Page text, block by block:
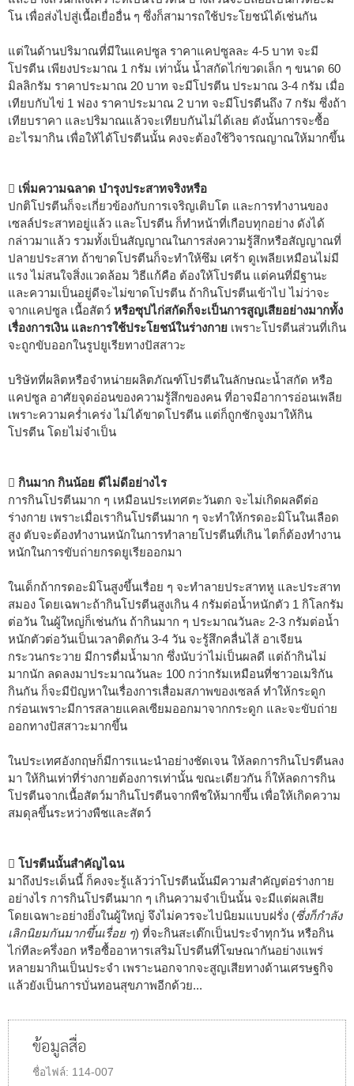
โน เพื่อส่งไปสู่เนื้อเยื่ออื่น ๆ ซึ่งก็สามารถใช้ประโยชน์ได้เช่นกัน
แต่ในด้านปริมาณที่มีในแคปซูล ราคาแคปซูลละ 4-5 บาท จะมี
โปรตีน เพียงประมาณ 1 กรัม เท่านั้น น้ำสกัดไก่ขวดเล็ก ๆ ขนาด 60
มิลลิกรัม ราคาประมาณ 20 บาท จะมีโปรตีน ประมาณ 3-4 กรัม เมื่อ
เทียบกับไข่ 1 ฟอง ราคาประมาณ 2 บาท จะมีโปรตีนถึง 7 กรัม ซึ่งถ้า
เทียบราคา และปริมาณแล้วจะเทียบกันไม่ได้เลย ดังนั้นการจะซื้อ
อะไรมากิน เพื่อให้ได้โปรตีนนั้น คงจะต้องใช้วิจารณญาณให้มากขึ้น
 เพิ่มความฉลาด บำรุงประสาทจริงหรือ
ปกติโปรตีนก็จะเกี่ยวข้องกับการเจริญเติบโต และการทำงานของ
เซลล์ประสาทอยู่แล้ว และโปรตีน ก็ทำหน้าที่เกือบทุกอย่าง ดังได้
กล่าวมาแล้ว รวมทั้งเป็นสัญญาณในการส่งความรู้สึกหรือสัญญาณที่
ปลายประสาท ถ้าขาดโปรตีนก็จะทำให้ซึม เศร้า ดูเพลียเหมือนไม่มี
แรง ไม่สนใจสิ่งแวดล้อม วิธีแก้คือ ต้องให้โปรตีน แต่คนที่มีฐานะ
และความเป็นอยู่ดีจะไม่ขาดโปรตีน ถ้ากินโปรตีนเข้าไป ไม่ว่าจะ
จากแคปซูล เนื้อสัตว์ หรือซุปไก่สกัดก็จะเป็นการสูญเสียอย่างมากทั้ง
เรื่องการเงิน และการใช้ประโยชน์ในร่างกาย เพราะโปรตีนส่วนที่เกิน
จะถูกขับออกในรูปยูเรียทางปัสสาวะ
บริษัทที่ผลิตหรือจำหน่ายผลิตภัณฑ์โปรตีนในลักษณะน้ำสกัด หรือ
แคปซูล อาศัยจุดอ่อนของความรู้สึกของคน ที่อาจมีอาการอ่อนเพลีย
เพราะความคร่ำเคร่ง ไม่ได้ขาดโปรตีน แต่ก็ถูกชักจูงมาให้กิน
โปรตีน โดยไม่จำเป็น
 กินมาก กินน้อย ดีไม่ดีอย่างไร
การกินโปรตีนมาก ๆ เหมือนประเทศตะวันตก จะไม่เกิดผลดีต่อ
ร่างกาย เพราะเมื่อเรากินโปรตีนมาก ๆ จะทำให้กรดอะมิโนในเลือด
สูง ตับจะต้องทำงานหนักในการทำลายโปรตีนที่เกิน ไตก็ต้องทำงาน
หนักในการขับถ่ายกรดยูเรียออกมา
ในเด็กถ้ากรดอะมิโนสูงขึ้นเรื่อย ๆ จะทำลายประสาทหู และประสาท
สมอง โดยเฉพาะถ้ากินโปรตีนสูงเกิน 4 กรัมต่อน้ำหนักตัว 1 กิโลกรัม
ต่อวัน ในผู้ใหญ่ก็เช่นกัน ถ้ากินมาก ๆ ประมาณวันละ 2-3 กรัมต่อน้ำ
หนักตัวต่อวันเป็นเวลาติดกัน 3-4 วัน จะรู้สึกคลื่นไส้ อาเจียน
กระวนกระวาย มีการดื่มน้ำมาก ซึ่งนับว่าไม่เป็นผลดี แต่ถ้ากินไม่
มากนัก ลดลงมาประมาณวันละ 100 กว่ากรัมเหมือนที่ชาวอเมริกัน
กินกัน ก็จะมีปัญหาในเรื่องการเสื่อมสภาพของเซลล์ ทำให้กระดูก
กร่อนเพราะมีการสลายแคลเซียมออกมาจากกระดูก และจะขับถ่าย
ออกทางปัสสาวะมากขึ้น
ในประเทศอังกฤษก็มีการแนะนำอย่างชัดเจน ให้ลดการกินโปรตีนลง
มา ให้กินเท่าที่ร่างกายต้องการเท่านั้น ขณะเดียวกัน ก็ให้ลดการกิน
โปรตีนจากเนื้อสัตว์มากินโปรตีนจากพืชให้มากขึ้น เพื่อให้เกิดความ
สมดุลขึ้นระหว่างพืชและสัตว์
 โปรตีนนั้นสำคัญไฉน
มาถึงประเด็นนี้ ก็คงจะรู้แล้วว่าโปรตีนนั้นมีความสำคัญต่อร่างกาย
อย่างไร การกินโปรตีนมาก ๆ เกินความจำเป็นนั้น จะมีแต่ผลเสีย
โดยเฉพาะอย่างยิ่งในผู้ใหญ่ จึงไม่ควรจะไปนิยมแบบฝรั่ง (ซึ่งก็กำลัง
เลิกนิยมกันมากขึ้นเรื่อย ๆ) ที่จะกินสะเต๊กเป็นประจำทุกวัน หรือกิน
ไก่ทีละครึ่งอก หรือซื้ออาหารเสริมโปรตีนที่โฆษณากันอย่างแพร่
หลายมากินเป็นประจำ เพราะนอกจากจะสูญเสียทางด้านเศรษฐกิจ
แล้วยังเป็นการบั่นทอนสุขภาพอีกด้วย...
ข้อมูลสื่อ
ชื่อไฟล์: 114-007